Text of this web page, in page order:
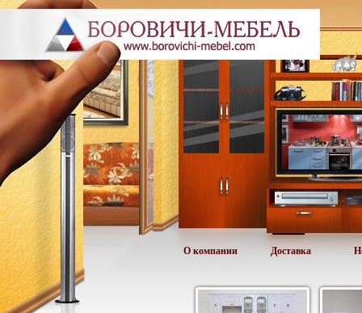
О компании Доставка